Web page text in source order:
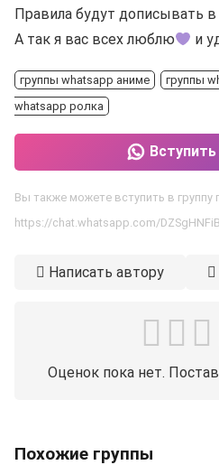
Правила будут дописывать
А так я вас всех люблю
и
группы whatsapp аниме группы
whatsapp ролка
Вступить
Вы также можете вступить в группу
https://chat.whatsapp.com/
Написать автору
Оценок пока нет.
Похожие группы